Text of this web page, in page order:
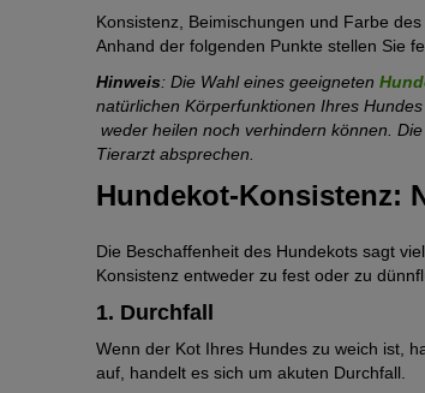
Konsistenz, Beimischungen und Farbe
Anhand der folgenden Punkte stellen Sie
Hinweis: Die Wahl eines geeigneten
natürlichen Körperfunktionen Ihres
weder heilen noch verhindern können.
Tierarzt absprechen.
Hundekot-Konsistenz:
Die Beschaffenheit des Hundekots sagt
Konsistenz entweder zu fest oder zu
1. Durchfall
Wenn der Kot Ihres Hundes zu weich ist,
auf, handelt es sich um akuten Durchfall.